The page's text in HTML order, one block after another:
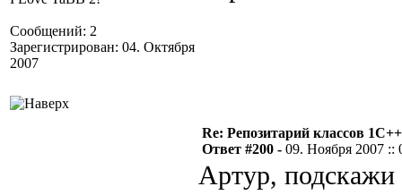
Сообщений: 2
Зарегистрирован: 04. Октября
2007
Re: Репозитарий классов
Ответ #200 - 09. Ноября 2007 ::
Артур,